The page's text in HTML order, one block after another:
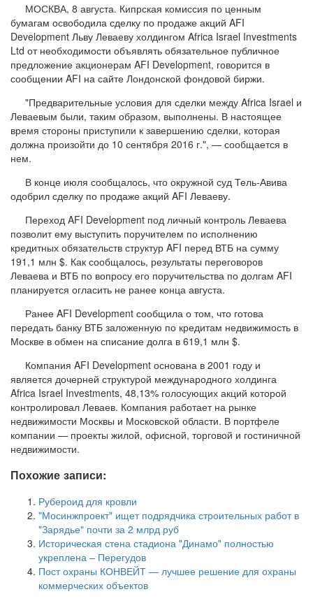
МОСКВА, 8 августа. Кипрская комиссия по ценным
бумагам освободила сделку по продаже акций AFI
Development Льву Леваеву холдингом Africa Israel Investments
Ltd от необходимости объявлять обязательное публичное
предложение акционерам AFI Development, говорится в
сообщении AFI на сайте Лондонской фондовой биржи.
"Предварительные условия для сделки между Africa Israel и
Леваевым были, таким образом, выполнены. В настоящее
время стороны приступили к завершению сделки, которая
должна произойти до 10 сентября 2016 г.", — сообщается в
нем.
В конце июля сообщалось, что окружной суд Тель-Авива
одобрил сделку по продаже акций AFI Леваеву.
Переход AFI Development под личный контроль Леваева
позволит ему выступить поручителем по исполнению
кредитных обязательств структур AFI перед ВТБ на сумму
191,1 млн $. Как сообщалось, результаты переговоров
Леваева и ВТБ по вопросу его поручительства по долгам AFI
планируется огласить не ранее конца августа.
Ранее AFI Development сообщила о том, что готова
передать банку ВТБ заложенную по кредитам недвижимость в
Москве в обмен на списание долга в 619,1 млн $.
Компания AFI Development основана в 2001 году и
является дочерней структурой международного холдинга
Africa Israel Investments, 48,13% голосующих акций которой
контролировал Леваев. Компания работает на рынке
недвижимости Москвы и Московской области. В портфеле
компании — проекты жилой, офисной, торговой и гостиничной
недвижимости.
Похожие записи:
Рубероид для кровли
"Мосинжпроект" ищет подрядчика строительных работ в
"Зарядье" почти за 2 млрд руб
Историческая стена стадиона "Динамо" полностью
укреплена – Перегудов
Пост охраны КОНВЕЙТ — лучшее решение для охраны
коммерческих объектов